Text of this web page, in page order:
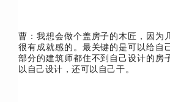
曹： 我想会做个盖房子的木匠，因为
很有成就感的。 最关键的是可以给自
部分的建筑师都住不到自己设计的房
以自己设计，还可以自己干。